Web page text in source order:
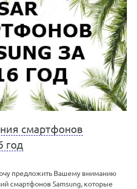
смартфонов
год
предложить Вашему вниманию
смартфонов Samsung, которые